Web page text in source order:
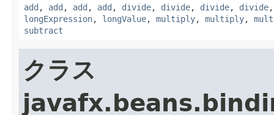
add , add , add , add , divide, divide, divide, divide
longExpression, longValue, multiply, multiply,
subtract
クラス